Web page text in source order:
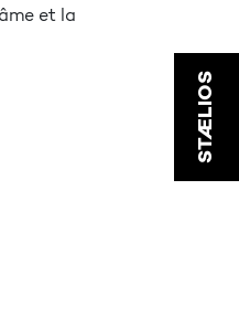
STÆLIOS
et la